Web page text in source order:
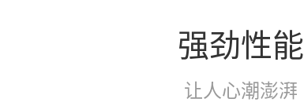
强劲性能
让人心潮澎湃